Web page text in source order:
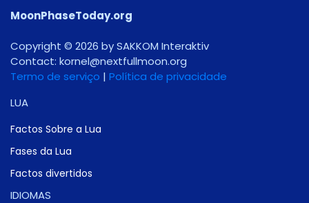
MoonPhaseToday.org
Copyright © 2026 by SAKKOM Interaktiv
Contact: gro.noomlluftxen@lenrok
Termo de serviço | Política de privacidade
LUA
Factos Sobre a Lua
Fases da Lua
Factos divertidos
IDIOMAS